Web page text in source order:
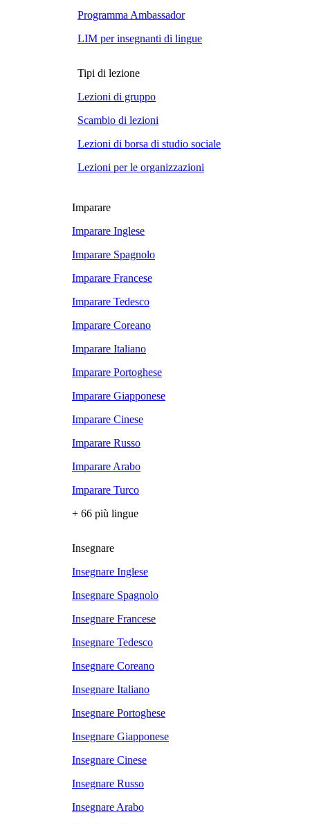
Programma Ambassador
LIM per insegnanti di lingue
Tipi di lezione
Lezioni di gruppo
Scambio di lezioni
Lezioni di borsa di studio sociale
Lezioni per le organizzazioni
Imparare
Imparare Inglese
Imparare Spagnolo
Imparare Francese
Imparare Tedesco
Imparare Coreano
Imparare Italiano
Imparare Portoghese
Imparare Giapponese
Imparare Cinese
Imparare Russo
Imparare Arabo
Imparare Turco
+ 66 più lingue
Insegnare
Insegnare Inglese
Insegnare Spagnolo
Insegnare Francese
Insegnare Tedesco
Insegnare Coreano
Insegnare Italiano
Insegnare Portoghese
Insegnare Giapponese
Insegnare Cinese
Insegnare Russo
Insegnare Arabo